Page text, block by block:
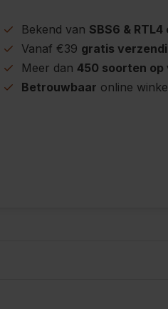
Bekend van SBS6 & RTL4
Vanaf €39 gratis
Meer dan 450 soorten op
Betrouwbaar online